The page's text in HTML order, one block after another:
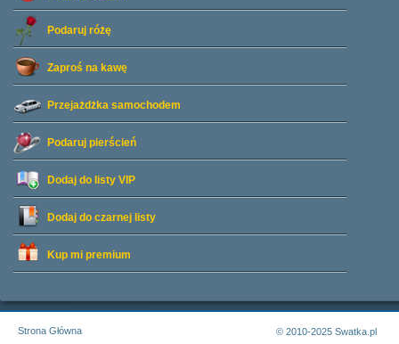
Podaruj różę
Zaproś na kawę
Przejażdżka samochodem
Podaruj pierścień
Dodaj do listy VIP
Dodaj do czarnej listy
Kup mi premium
Strona Główna
© 2010-2025 Swatka.pl